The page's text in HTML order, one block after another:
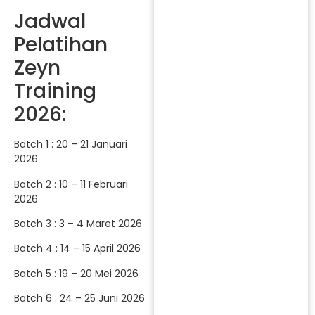
Jadwal
Pelatihan
Zeyn
Training
2026:
Batch 1 : 20 – 21 Januari
2026
Batch 2 : 10 – 11 Februari
2026
Batch 3 : 3 – 4 Maret 2026
Batch 4 : 14 – 15 April 2026
Batch 5 : 19 – 20 Mei 2026
Batch 6 : 24 – 25 Juni 2026